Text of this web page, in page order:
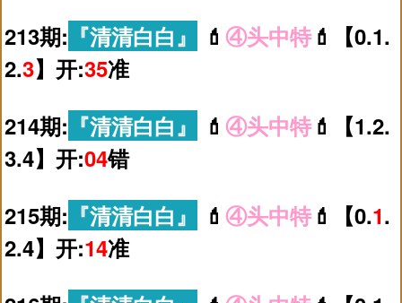
213期: 『清清白白』 💄 ④头中特💄【0.1.
2.3】开:35准
214期: 『清清白白』 💄 ④头中特💄【1.2.
3.4】开:04错
215期: 『清清白白』 💄 ④头中特💄【0.1.
2.4】开:14准